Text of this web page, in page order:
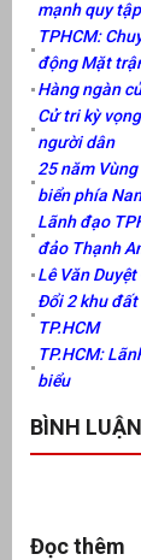
mạnh quy
TPHCM:
động Mặt
Hàng ngàn
Cử tri kỳ
người dân
25 năm
biển phía
Lãnh đạo
đảo Thạnh
Lê Văn
Đổi 2 khu đất
TP.HCM
TP.HCM:
biểu
BÌNH
Đọc thêm